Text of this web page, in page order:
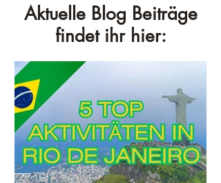
Aktuelle Blog Beiträge
findet ihr hier: